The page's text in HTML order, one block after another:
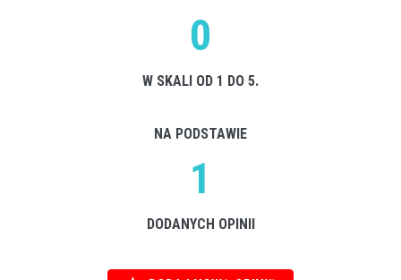
0
W SKALI OD 1 DO 5.
NA PODSTAWIE
1
DODANYCH OPINII